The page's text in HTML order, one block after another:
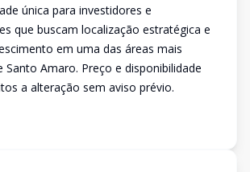
única para investidores e
que buscam localização estratégica e
em uma das áreas mais
Santo Amaro. Preço e disponibilidade
a alteração sem aviso prévio.